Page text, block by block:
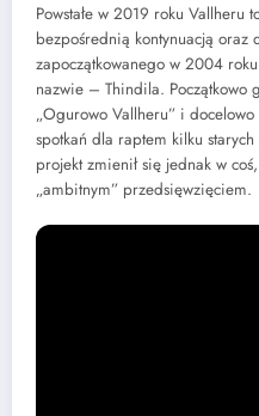
Powstałe w 2019 roku Vallheru
bezpośrednią kontynuacją oraz
zapoczątkowanego w 2004
nazwie – Thindila. Początkowo
„Ogurowo Vallheru” i docelowo
spotkań dla raptem kilku
projekt zmienił się jednak w
„ambitnym” przedsięwzięciem.